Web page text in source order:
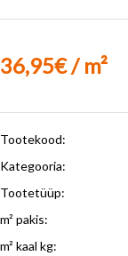
36,95€ / m²
Tootekood:
Kategooria:
Tootetüüp:
m² pakis:
m² kaal kg: